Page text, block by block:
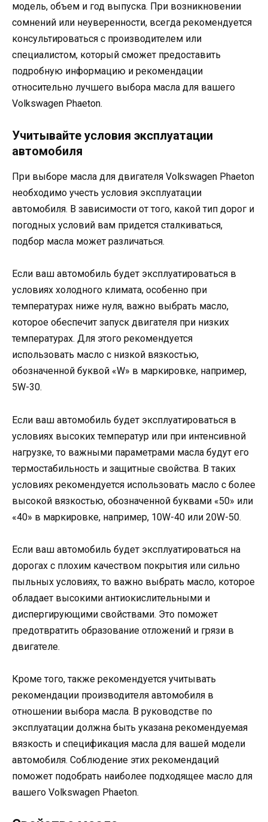
модель, объем и год выпуска. При возникновении
сомнений или неуверенности, всегда рекомендуется
консультироваться с производителем или
специалистом, который сможет предоставить
подробную информацию и рекомендации
относительно лучшего выбора масла для вашего
Volkswagen Phaeton.
Учитывайте условия эксплуатации
автомобиля
При выборе масла для двигателя Volkswagen Phaeton
необходимо учесть условия эксплуатации
автомобиля. В зависимости от того, какой тип дорог и
погодных условий вам придется сталкиваться,
подбор масла может различаться.
Если ваш автомобиль будет эксплуатироваться в
условиях холодного климата, особенно при
температурах ниже нуля, важно выбрать масло,
которое обеспечит запуск двигателя при низких
температурах. Для этого рекомендуется
использовать масло с низкой вязкостью,
обозначенной буквой «W» в маркировке, например,
5W-30.
Если ваш автомобиль будет эксплуатироваться в
условиях высоких температур или при интенсивной
нагрузке, то важными параметрами масла будут его
термостабильность и защитные свойства. В таких
условиях рекомендуется использовать масло с более
высокой вязкостью, обозначенной буквами «50» или
«40» в маркировке, например, 10W-40 или 20W-50.
Если ваш автомобиль будет эксплуатироваться на
дорогах с плохим качеством покрытия или сильно
пыльных условиях, то важно выбрать масло, которое
обладает высокими антиокислительными и
диспергирующими свойствами. Это поможет
предотвратить образование отложений и грязи в
двигателе.
Кроме того, также рекомендуется учитывать
рекомендации производителя автомобиля в
отношении выбора масла. В руководстве по
эксплуатации должна быть указана рекомендуемая
вязкость и спецификация масла для вашей модели
автомобиля. Соблюдение этих рекомендаций
поможет подобрать наиболее подходящее масло для
вашего Volkswagen Phaeton.